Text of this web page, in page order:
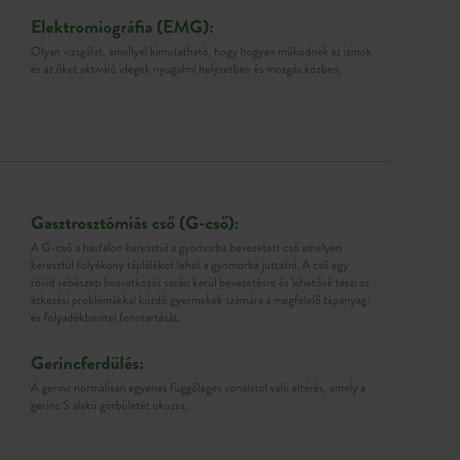
Elektromiográfia (EMG):
Olyan vizsgálat, amellyel kimutatható, hogy hogyan működnek az izmok
és az őket aktiváló idegek nyugalmi helyzetben és mozgás közben.
Gasztrosztómiás cső (G-cső):
A G-cső a hasfalon keresztül a gyomorba bevezetett cső amelyen
keresztül folyékony táplálékot lehet a gyomorba juttatni. A cső egy
rövid sebészeti beavatkozás során kerül bevezetésre és lehetővé teszi az
étkezési problémákkal küzdő gyermekek számára a megfelelő tápanyag-
és folyadékbevitel fenntartását.
Gerincferdülés:
A gerinc normálisan egyenes függőleges vonalától való eltérés, amely a
gerinc S alakú görbületét okozza.